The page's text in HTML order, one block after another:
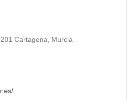
Cartagena, Murcia